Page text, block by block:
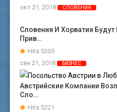
окт 21, 2018
СЛОВЕНИЯ
Словения И Хорватия Будут
Прив…
Hits:5305
сен 21, 2018
БИЗНЕС
Австрийские Компании
Сло…
Hits:5221